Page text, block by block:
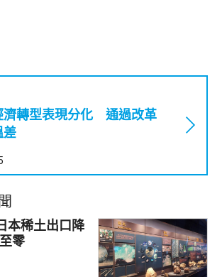
濟轉型表現分化 通過改革
差
本稀土出口降
至零